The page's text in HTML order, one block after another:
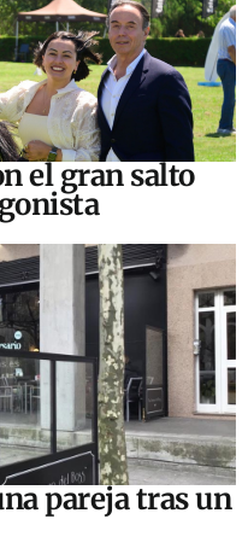
el gran salto
pareja tras un